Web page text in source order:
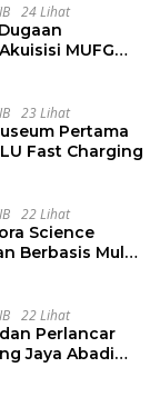
24 Lihat
MUFG
23 Lihat
Pertama
Fast Charging
22 Lihat
Science
Berbasis Multi-
22 Lihat
Perlancar
Jaya Abadi